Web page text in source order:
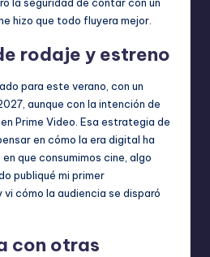
hizo que todo fluyera mejor.
rodaje y estreno
para este verano, con un
aunque con la intención de
Prime Video. Esa estrategia de
en cómo la era digital ha
que consumimos cine, algo
publiqué mi primer
cómo la audiencia se disparó
con otras